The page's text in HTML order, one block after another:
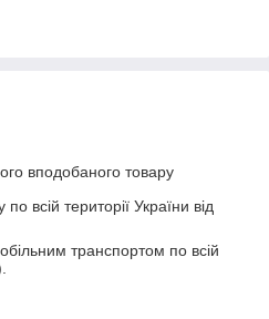
вподобаного товару
всій території України від
транспортом по всій